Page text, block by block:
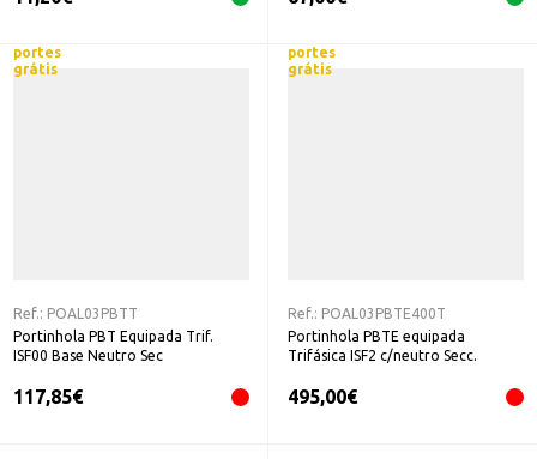
portes
grátis
Ref.: POAL03PBTT
Portinhola PBT Equipada Trif.
ISF00 Base Neutro Sec
117,85€
portes
grátis
Ref.: POAL03PBTE400T
Portinhola PBTE equipada
Trifásica ISF2 c/neutro Secc.
495,00€